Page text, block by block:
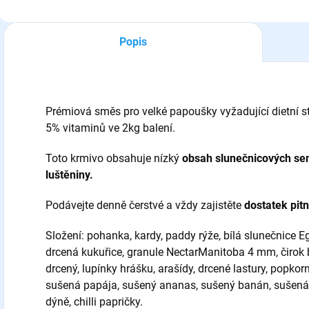
Popis
Prémiová směs pro velké papoušky vyžadující dietní
5% vitaminů ve 2kg balení.
Toto krmivo obsahuje nízký obsah slunečnicových
luštěniny.
Podávejte denně čerstvé a vždy zajistěte dostatek
Složení: pohanka, kardy, paddy rýže, bílá slunečnice
drcená kukuřice, granule NectarManitoba 4 mm, čirok
drcený, lupínky hrášku, arašídy, drcené lastury,
sušená papája, sušený ananas, sušený banán,
dýně, chilli papričky.